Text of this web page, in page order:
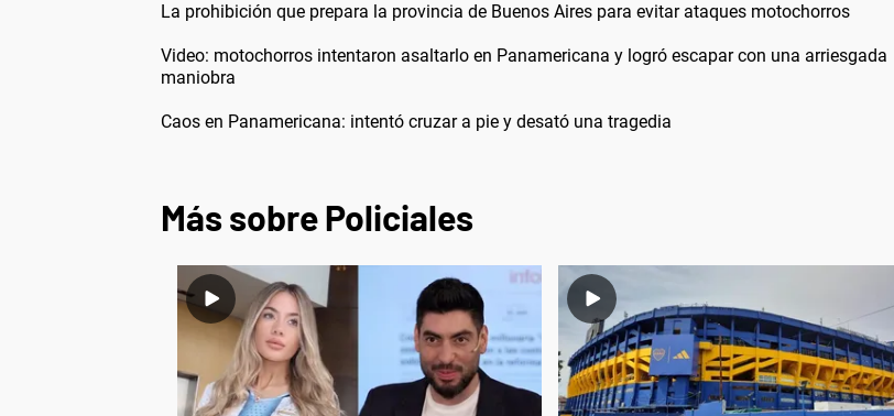
La prohibición que prepara la provincia de Buenos Aires para evitar ataques motochorros
Video: motochorros intentaron asaltarlo en Panamericana y logró escapar con una arriesgada
maniobra
Caos en Panamericana: intentó cruzar a pie y desató una tragedia
Más sobre Policiales